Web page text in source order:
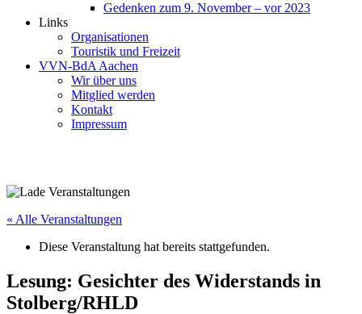
Gedenken zum 9. November – vor 2023
Links
Organisationen
Touristik und Freizeit
VVN-BdA Aachen
Wir über uns
Mitglied werden
Kontakt
Impressum
« Alle Veranstaltungen
Diese Veranstaltung hat bereits stattgefunden.
Lesung: Gesichter des Widerstands in
Stolberg/RHLD